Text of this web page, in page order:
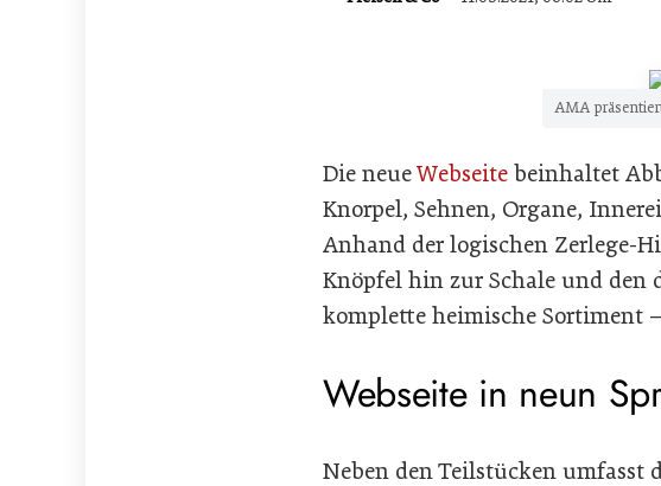
AMA
Die neueWebseite beinhaltet
Knorpel, Sehnen, Organe,
Anhand der logischen Zerlege-
Knöpfel hin zur Schale und den
komplette heimische Sortiment
Webseite in neun
Neben den Teilstücken umfasst